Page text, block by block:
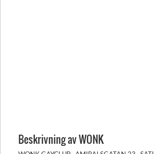
Beskrivning av WONK